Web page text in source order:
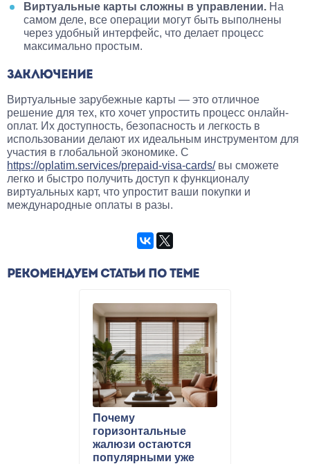
Виртуальные карты сложны в управлении. На
самом деле, все операции могут быть выполнены
через удобный интерфейс, что делает процесс
максимально простым.
ЗАКЛЮЧЕНИЕ
Виртуальные зарубежные карты — это отличное
решение для тех, кто хочет упростить процесс онлайн-
оплат. Их доступность, безопасность и легкость в
использовании делают их идеальным инструментом для
участия в глобальной экономике. С
https://oplatim.services/prepaid-visa-cards/вы сможете
легко и быстро получить доступ к функционалу
виртуальных карт, что упростит ваши покупки и
международные оплаты в разы.
РЕКОМЕНДУЕМ СТАТЬИ ПО ТЕМЕ
Почему
горизонтальные
жалюзи остаются
популярными уже